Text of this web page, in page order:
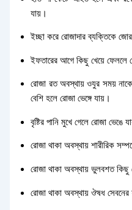
যায়।
ইচ্ছা করে রোজাদার ব্যক্তিকে
ইফতারের আগে কিছু খেয়ে ফেললে
রোজা রত অবস্থায় ওযুর সময় নাকে
বেশি হলে রোজা ভেঙ্গে যায়।
বৃষ্টির পানি মুখে গেলে রোজা ভেঙে
রোজা থাকা অবস্থায় শারীরিক
রোজা থাকা অবস্থায় ভুলবশত কিছু
রোজা থাকা অবস্থায় ঔষধ